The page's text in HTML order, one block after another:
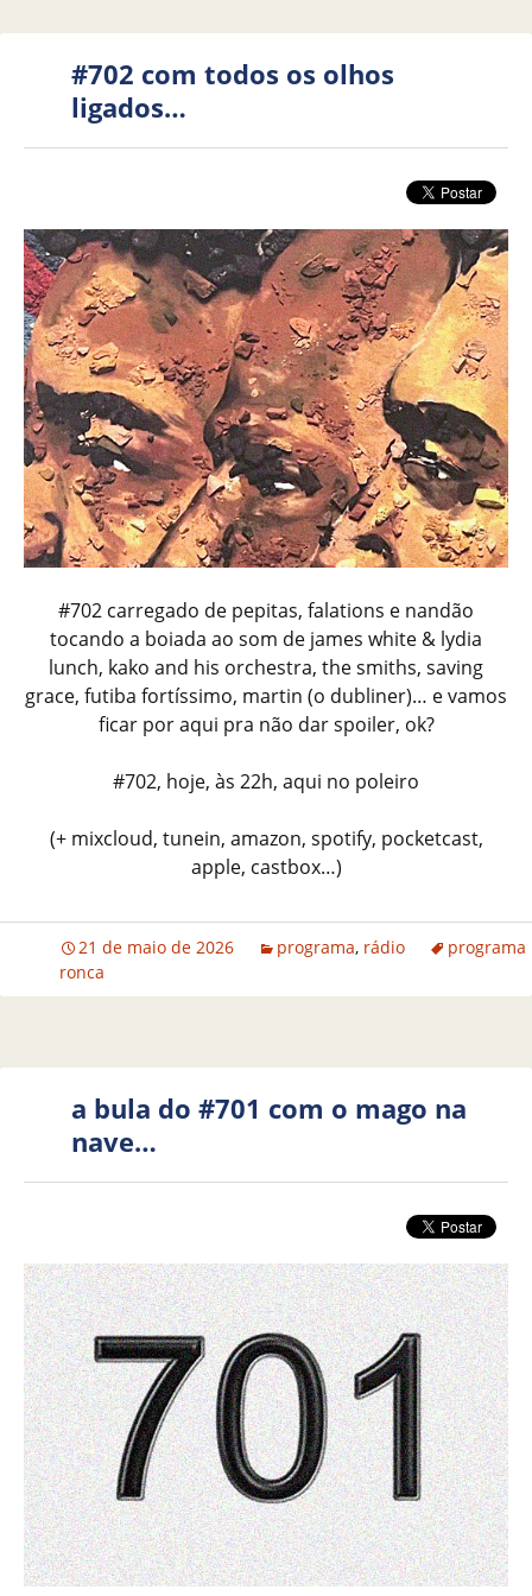
#702 com todos os olhos
ligados…
#702 carregado de pepitas, falations e nandão
tocando a boiada ao som de james white & lydia
lunch, kako and his orchestra, the smiths, saving
grace, futiba fortíssimo, martin (o dubliner)… e vamos
ficar por aqui pra não dar spoiler, ok?
#702, hoje, às 22h, aqui no poleiro
(+ mixcloud, tunein, amazon, spotify, pocketcast,
apple, castbox…)
21 de maio de 2026 programa, rádio
programa
ronca
a bula do #701 com o mago na
nave…